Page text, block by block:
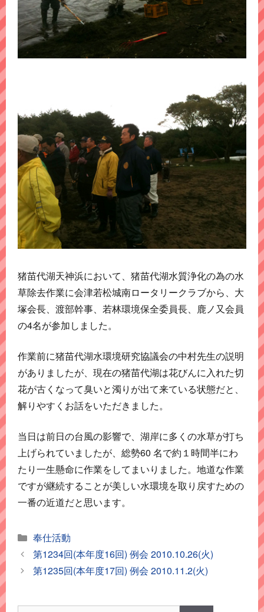
猪苗代湖天神浜において、猪苗代湖水質浄化の為の水
草除去作業に会津若松城南ロータリークラブから、大
塚会長、渡部幹事、若林環境保全委員長、鹿ノ又会員
の4名が参加しました。
作業前に猪苗代湖水環境研究協議会の中村先生の説明
がありましたが、現在の猪苗代湖は花びんに入れた切
花が古くなって臭いと濁りが出て来ている状態だと、
解りやすくお話をいただきました。
当日は前日の台風の影響で、湖岸に多くの水草が打ち
上げられていましたが、総勢60 名で約１時間半にわ
たり一生懸命に作業をしてまいりました。地道な作業
ですが継続することが美しい水環境を取り戻すための
一番の近道だと思います。
カ
テ
ゴ
リ
奉仕活動
第1234回(本年度16回) 例会 2010.10.26(火)
第1235回(本年度17回) 例会 2010.11.2(火)